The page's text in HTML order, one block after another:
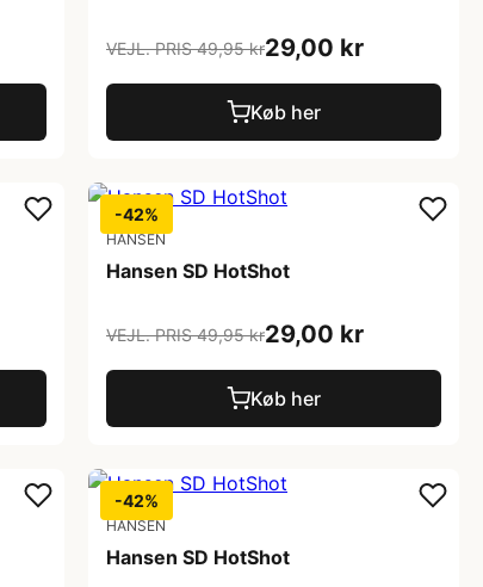
VEJL. PRIS 49,95 kr29,00 kr
Køb her
-42%
HANSEN
Hansen SD HotShot
VEJL. PRIS 49,95 kr29,00 kr
Køb her
-42%
HANSEN
Hansen SD HotShot